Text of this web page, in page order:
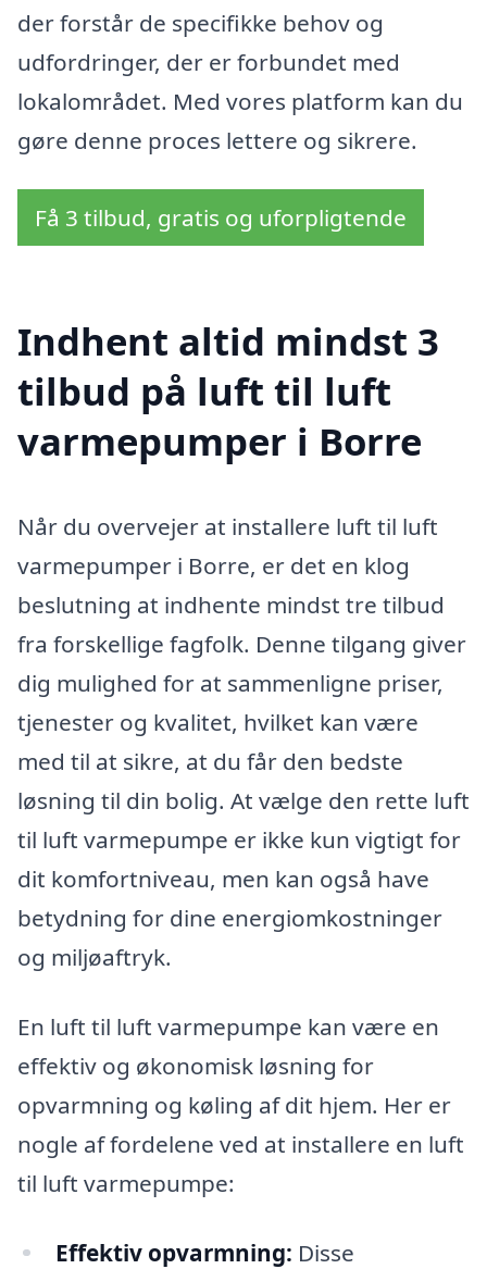
der forstår de specifikke behov og
udfordringer, der er forbundet med
lokalområdet. Med vores platform kan du
gøre denne proces lettere og sikrere.
Få 3 tilbud, gratis og uforpligtende
Indhent altid mindst 3
tilbud på luft til luft
varmepumper i Borre
Når du overvejer at installere luft til luft
varmepumper i Borre, er det en klog
beslutning at indhente mindst tre tilbud
fra forskellige fagfolk. Denne tilgang giver
dig mulighed for at sammenligne priser,
tjenester og kvalitet, hvilket kan være
med til at sikre, at du får den bedste
løsning til din bolig. At vælge den rette luft
til luft varmepumpe er ikke kun vigtigt for
dit komfortniveau, men kan også have
betydning for dine energiomkostninger
og miljøaftryk.
En luft til luft varmepumpe kan være en
effektiv og økonomisk løsning for
opvarmning og køling af dit hjem. Her er
nogle af fordelene ved at installere en luft
til luft varmepumpe:
Effektiv opvarmning: Disse